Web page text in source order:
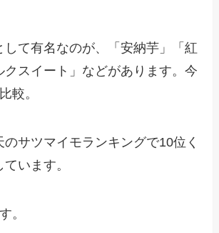
して有名なのが、「安納芋」「紅
クスイート」などがあります。今
較。
のサツマイモランキングで10位く
います。
。